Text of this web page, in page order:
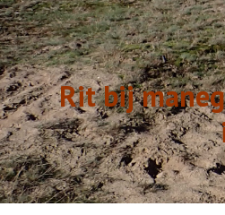
Rit bij